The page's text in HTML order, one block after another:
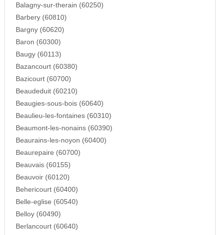
Balagny-sur-therain (60250)
Barbery (60810)
Bargny (60620)
Baron (60300)
Baugy (60113)
Bazancourt (60380)
Bazicourt (60700)
Beaudeduit (60210)
Beaugies-sous-bois (60640)
Beaulieu-les-fontaines (60310)
Beaumont-les-nonains (60390)
Beaurains-les-noyon (60400)
Beaurepaire (60700)
Beauvais (60155)
Beauvoir (60120)
Behericourt (60400)
Belle-eglise (60540)
Belloy (60490)
Berlancourt (60640)